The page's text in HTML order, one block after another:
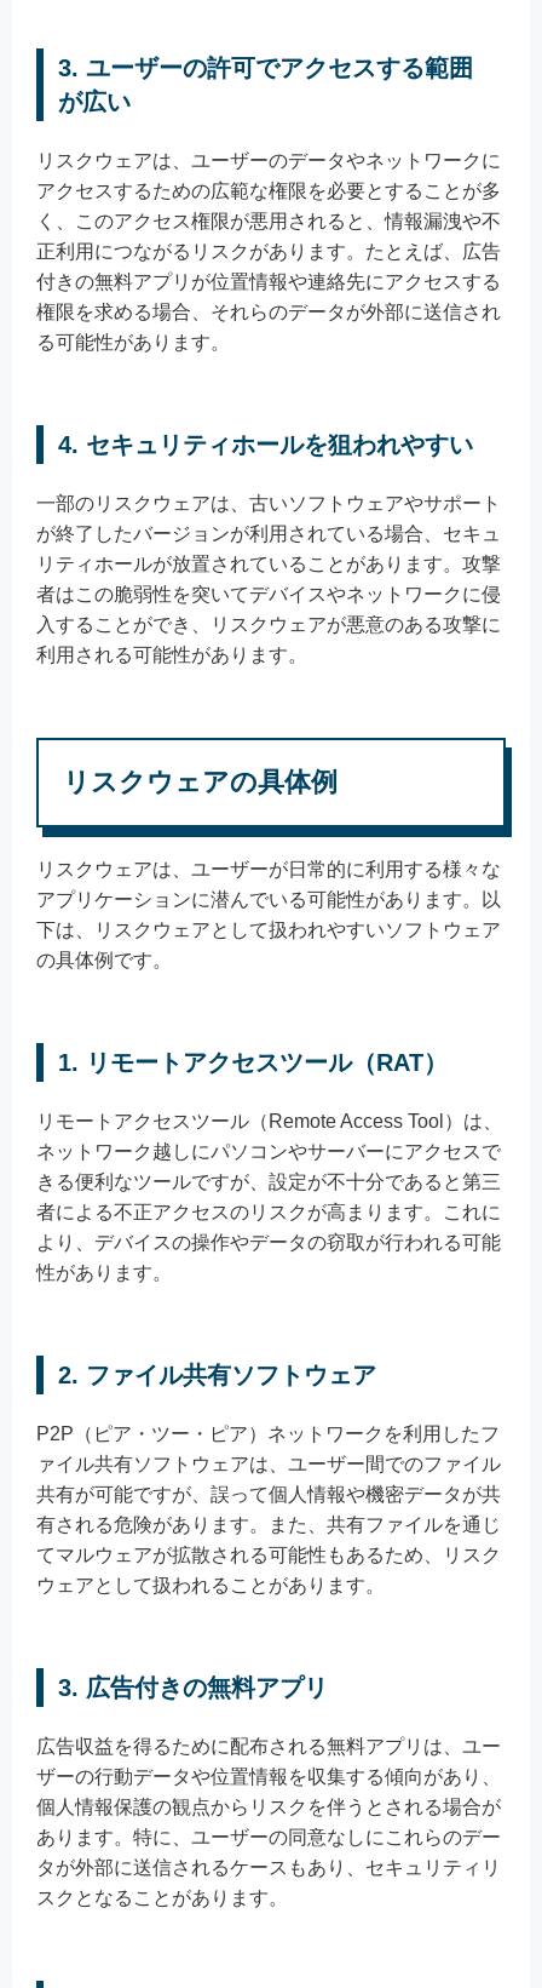
3. ユーザーの許可でアクセスする範囲
が広い
リスクウェアは、ユーザーのデータやネットワークに
アクセスするための広範な権限を必要とすることが多
く、このアクセス権限が悪用されると、情報漏洩や不
正利用につながるリスクがあります。たとえば、広告
付きの無料アプリが位置情報や連絡先にアクセスする
権限を求める場合、それらのデータが外部に送信され
る可能性があります。
4. セキュリティホールを狙われやすい
一部のリスクウェアは、古いソフトウェアやサポート
が終了したバージョンが利用されている場合、セキュ
リティホールが放置されていることがあります。攻撃
者はこの脆弱性を突いてデバイスやネットワークに侵
入することができ、リスクウェアが悪意のある攻撃に
利用される可能性があります。
リスクウェアの具体例
リスクウェアは、ユーザーが日常的に利用する様々な
アプリケーションに潜んでいる可能性があります。以
下は、リスクウェアとして扱われやすいソフトウェア
の具体例です。
1. リモートアクセスツール（RAT）
リモートアクセスツール（Remote Access Tool）は、
ネットワーク越しにパソコンやサーバーにアクセスで
きる便利なツールですが、設定が不十分であると第三
者による不正アクセスのリスクが高まります。これに
より、デバイスの操作やデータの窃取が行われる可能
性があります。
2. ファイル共有ソフトウェア
P2P（ピア・ツー・ピア）ネットワークを利用したフ
ァイル共有ソフトウェアは、ユーザー間でのファイル
共有が可能ですが、誤って個人情報や機密データが共
有される危険があります。また、共有ファイルを通じ
てマルウェアが拡散される可能性もあるため、リスク
ウェアとして扱われることがあります。
3. 広告付きの無料アプリ
広告収益を得るために配布される無料アプリは、ユー
ザーの行動データや位置情報を収集する傾向があり、
個人情報保護の観点からリスクを伴うとされる場合が
あります。特に、ユーザーの同意なしにこれらのデー
タが外部に送信されるケースもあり、セキュリティリ
スクとなることがあります。